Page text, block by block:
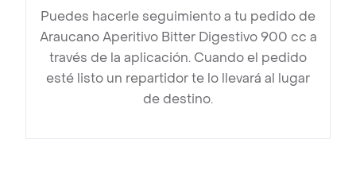
Puedes hacerle seguimiento a tu pedido de
Araucano Aperitivo Bitter Digestivo 900 cc a
través de la aplicación. Cuando el pedido
esté listo un repartidor te lo llevará al lugar
de destino.